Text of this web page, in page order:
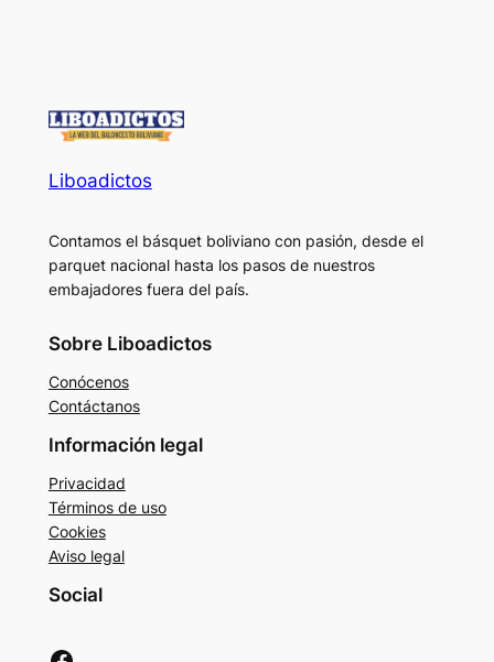
Liboadictos
Contamos el básquet boliviano con pasión, desde el
parquet nacional hasta los pasos de nuestros
embajadores fuera del país.
Sobre Liboadictos
Conócenos
Contáctanos
Información legal
Privacidad
Términos de uso
Cookies
Aviso legal
Social